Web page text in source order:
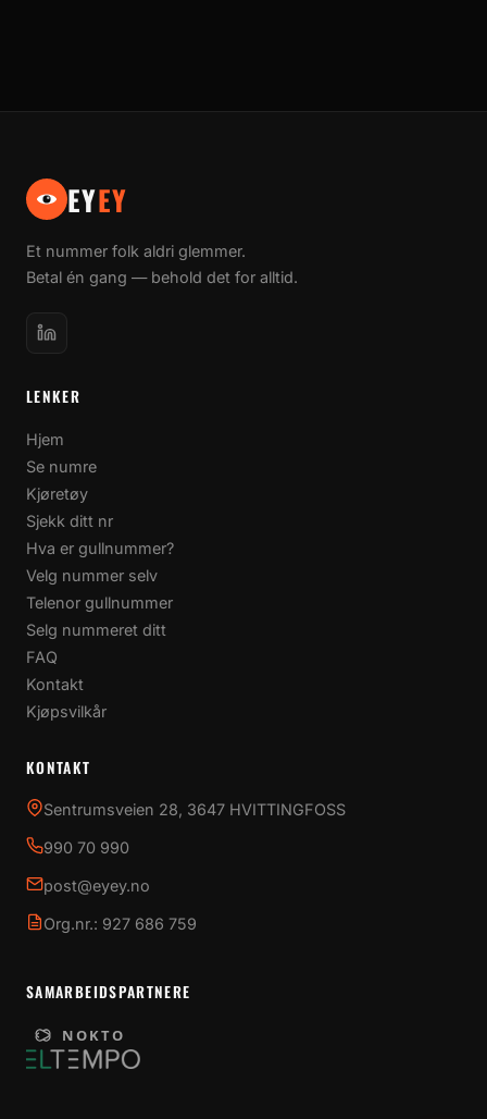
EYEY
Et nummer folk aldri glemmer.
Betal én gang — behold det for alltid.
LENKER
Hjem
Se numre
Kjøretøy
Sjekk ditt nr
Hva er gullnummer?
Velg nummer selv
Telenor gullnummer
Selg nummeret ditt
FAQ
Kontakt
Kjøpsvilkår
KONTAKT
Sentrumsveien 28, 3647 HVITTINGFOSS
990 70 990
post@eyey.no
Org.nr.: 927 686 759
SAMARBEIDSPARTNERE
Hei! Leter du etter et spesielt nummer, eller vil du